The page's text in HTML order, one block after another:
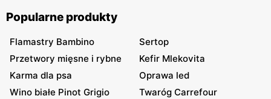
Popularne produkty
Flamastry Bambino
Sertop
Przetwory mięsne i rybne
Kefir Mlekovita
Karma dla psa
Oprawa led
Wino białe Pinot Grigio
Twaróg Carrefour